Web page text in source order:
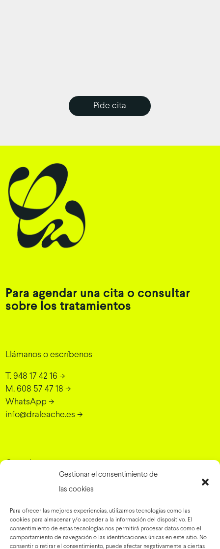
Gestionar el consentimiento de
las cookies
Para ofrecer las mejores experiencias, utilizamos tecnologías como las
cookies para almacenar y/o acceder a la información del dispositivo. El
consentimiento de estas tecnologías nos permitirá procesar datos como el
comportamiento de navegación o las identificaciones únicas en este sitio. No
consentir o retirar el consentimiento, puede afectar negativamente a ciertas
Pide cita
Para agendar una cita o consultar
sobre los tratamientos
Llámanos o escríbenos
T. 948 17 42 16 ->
M. 608 57 47 18 ->
WhatsApp ->
info@draleache.es ->
Dra. Elena Leache - Cirugía Plástica
Preguntas frecuentes->